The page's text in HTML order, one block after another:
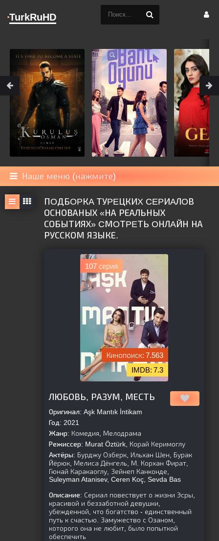
Наше меню (нажмите)
ПOДБOPКA ТУPEЦКИX CEPИAЛOВ
ОСНОВАНЫХ «НА РЕАЛЬНЫХ
СОБЫТИЯХ» CМOТPEТЬ OНЛAЙН НА
РУССКОМ ЯЗЫКЕ.
107 серия
7.563
7.3
ЛЮБОВЬ, РАЗУМ, МЕСТЬ
Оригинал: Aşk Mantık İntikam
Год: 2021
Жанр: Комедия, Мелодрама
Режиссер: Murat Öztürk, Корай Керимоглу
Актёры: Бурджу Озберк, Ильхан Шен, Бурак
Йёрюк, Мелиса Дёнгель, М. Корхан Фират,
Гюнай Каракаоглу, Зейнеп Канконде,
Suleyman Atanisev, Ceren Koç, Sevda Bas
Описание: Сериал повествует о жизни Эсры,
красивой и беззаботной девушки,
убежденной, что богатство - единственный
путь к счастью. Замужество с Озаном,
которого она не любит, было попыткой
обеспечить
TurkRuHD